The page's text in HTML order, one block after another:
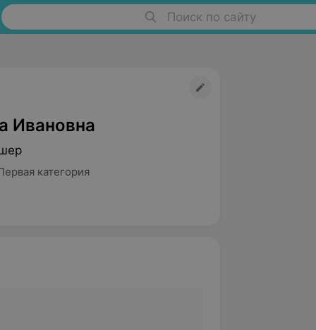
Поиск по сайту
Ивановна
категория